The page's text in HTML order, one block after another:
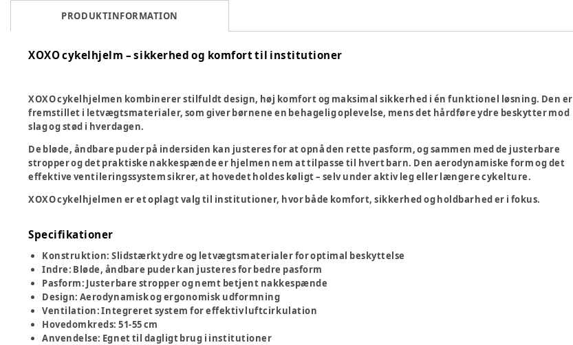
PRODUKTINFORMATION
XOXO cykelhjelm – sikkerhed og komfort til institutioner
XOXO cykelhjelmen kombinerer stilfuldt design, høj komfort og maksimal sikkerhed i én funktionel løsning. Den er
fremstillet i letvægtsmaterialer, som giver børnene en behagelig oplevelse, mens det hårdføre ydre beskytter mod
slag og stød i hverdagen.
De bløde, åndbare puder på indersiden kan justeres for at opnå den rette pasform, og sammen med de justerbare
stropper og det praktiske nakkespænde er hjelmen nem at tilpasse til hvert barn. Den aerodynamiske form og det
effektive ventileringssystem sikrer, at hovedet holdes køligt – selv under aktiv leg eller længere cykelture.
XOXO cykelhjelmen er et oplagt valg til institutioner, hvor både komfort, sikkerhed og holdbarhed er i fokus.
Specifikationer
Konstruktion: Slidstærkt ydre og letvægtsmaterialer for optimal beskyttelse
Indre: Bløde, åndbare puder kan justeres for bedre pasform
Pasform: Justerbare stropper og nemt betjent nakkespænde
Design: Aerodynamisk og ergonomisk udformning
Ventilation: Integreret system for effektiv luftcirkulation
Hovedomkreds: 51-55 cm
Anvendelse: Egnet til dagligt brug i institutioner